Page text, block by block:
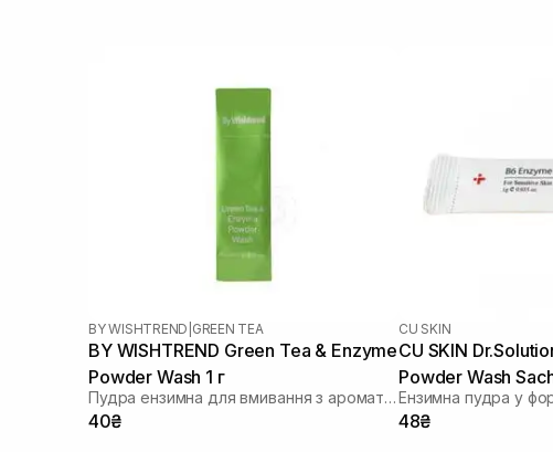
BY WISHTREND GREEN TEA
BY WISHTREND Green Tea & Enzyme
Powder Wash 1 г
Пудра ензимна для вмивання з ароматом матчі
40₴
CU SKIN
CU SKIN
Powder Wash
проблемної та
г
48₴